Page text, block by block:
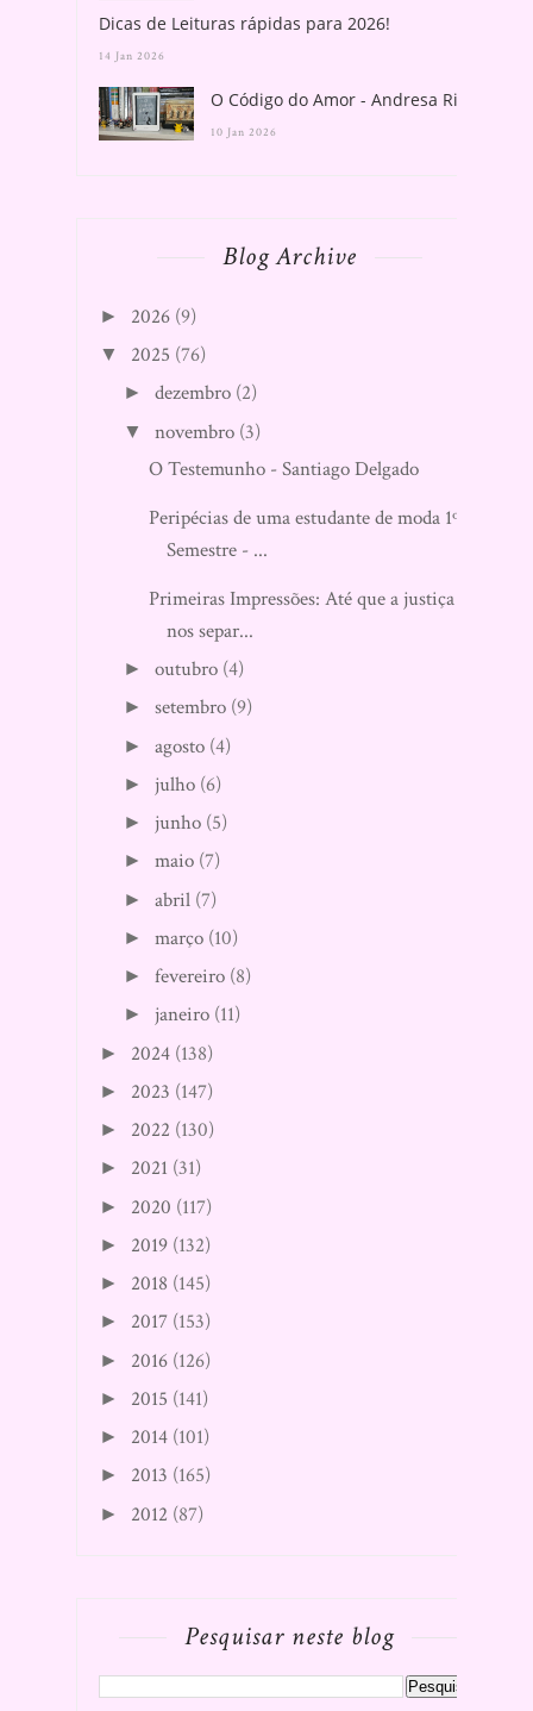
Dicas de Leituras rápidas para 2026!
14 Jan 2026
O Código do Amor - Andresa Rios
10 Jan 2026
Blog Archive
► 2026 (9)
▼ 2025 (76)
►dezembro (2)
▼ novembro (3)
O Testemunho - Santiago Delgado
Peripécias de uma estudante de moda 1º
Semestre - ...
Primeiras Impressões: Até que a justiça
nos separ...
►outubro (4)
►setembro (9)
►agosto (4)
► julho (6)
► junho (5)
►maio (7)
►abril (7)
►março (10)
►fevereiro (8)
► janeiro (11)
► 2024 (138)
► 2023 (147)
► 2022 (130)
► 2021 (31)
► 2020 (117)
► 2019 (132)
► 2018 (145)
► 2017 (153)
► 2016 (126)
► 2015 (141)
► 2014 (101)
► 2013 (165)
► 2012 (87)
Pesquisar neste blog